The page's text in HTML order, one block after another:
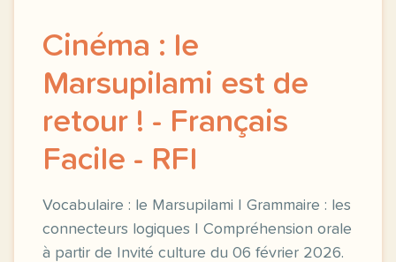
Cinéma : le
Marsupilami est de
retour ! - Français
Facile - RFI
Vocabulaire : le Marsupilami | Grammaire : les
connecteurs logiques | Compréhension orale
à partir de Invité culture du 06 février 2026.